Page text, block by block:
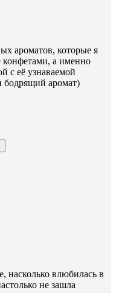
ароматов, которые я
конфетами, а именно
с её узнаваемой
бодрящий аромат)
насколько влюбилась в
не зашла